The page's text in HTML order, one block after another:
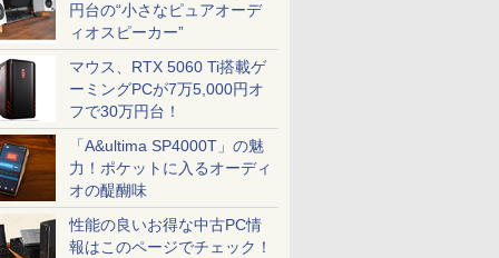
円台の“小さなピュアオーデ
ィオスピーカー”
マウス、RTX 5060 Ti搭載ゲ
ーミングPCが7万5,000円オ
フで30万円台！
「A&ultima SP4000T」の魅
力！ポケットに入るオーディ
オの醍醐味
性能の良いお得な中古PC情
報はこのページでチェック！